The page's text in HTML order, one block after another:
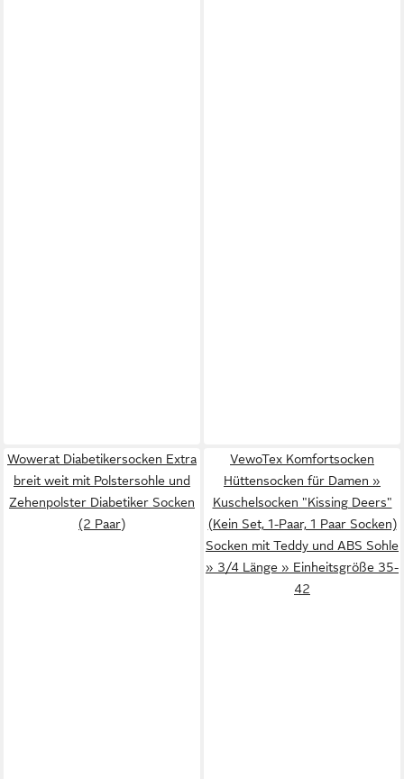
Wowerat Diabetikersocken Extra
breit weit mit Polstersohle und
Zehenpolster Diabetiker Socken
(2 Paar)
VewoTex Komfortsocken
Hüttensocken für Damen »
Kuschelsocken "Kissing Deers"
(Kein Set, 1-Paar, 1 Paar Socken)
Socken mit Teddy und ABS Sohle
» 3/4 Länge » Einheitsgröße 35-
42